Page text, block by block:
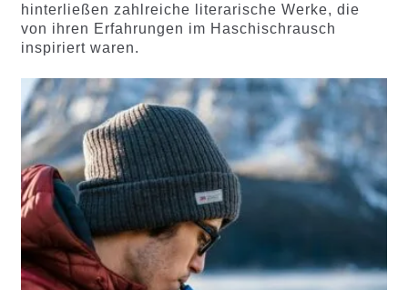
hinterließen zahlreiche literarische Werke, die
von ihren Erfahrungen im Haschischrausch
inspiriert waren.